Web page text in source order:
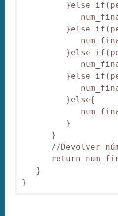
}else
num_final
}else
num_final
}else
num_final
}else
num_final
}else{
num_final +=
}
}
//Devolver
return
}
}